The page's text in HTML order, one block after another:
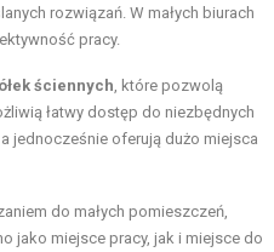
rozwiązań. W małych biurach
pracy.
ściennych , które pozwolą
łatwy dostęp do niezbędnych
jednocześnie oferują dużo miejsca
do małych pomieszczeń,
jako miejsce pracy, jak i miejsce do